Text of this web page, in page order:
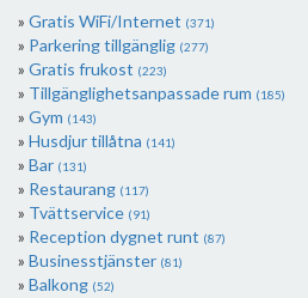
Gratis WiFi/Internet (371)
Parkering tillgänglig (277)
Gratis frukost (223)
Tillgänglighetsanpassade rum (185)
Gym (143)
Husdjur tillåtna (141)
Bar (131)
Restaurang (117)
Tvättservice (91)
Reception dygnet runt (87)
Businesstjänster (81)
Balkong (52)